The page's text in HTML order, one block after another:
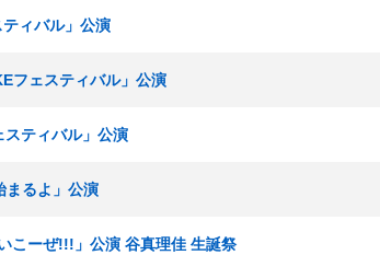
ィバル」公演
フェスティバル」公演
ティバル」公演
まるよ」公演
こーぜ!!!」公演 谷真理佳 生誕祭